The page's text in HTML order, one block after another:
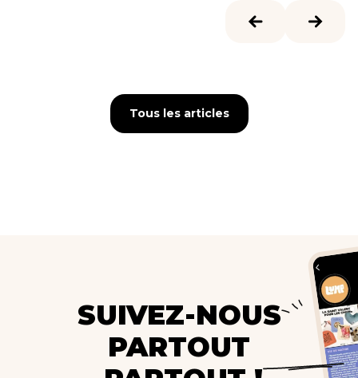
Tous les articles
Tous les articles
SUIVEZ-NOUS
PARTOUT